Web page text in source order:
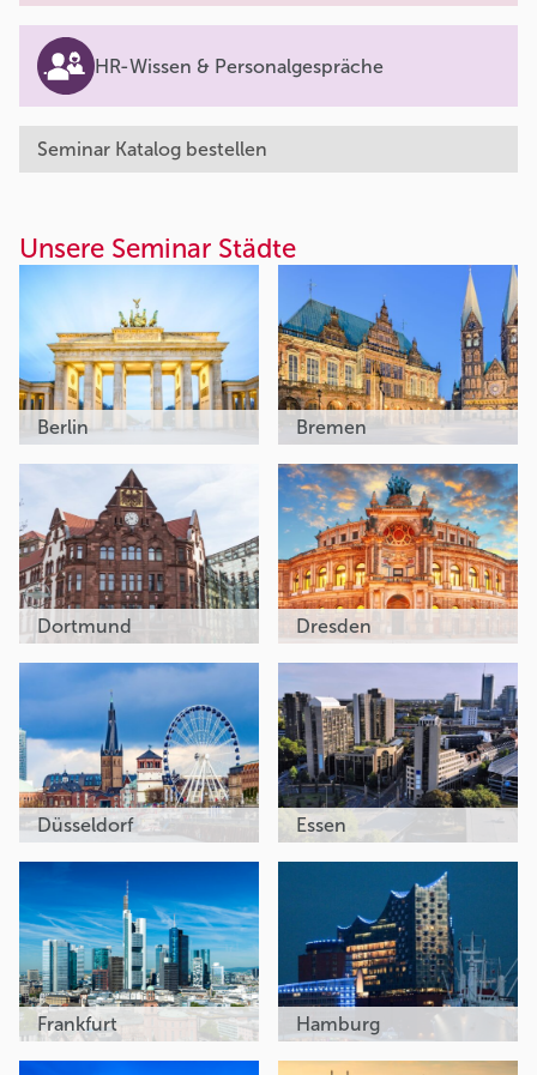
HR-Wissen & Personalgespräche
Seminar Katalog bestellen
Unsere Seminar Städte
Berlin Bremen
Dortmund Dresden
Düsseldorf Essen
Frankfurt Hamburg